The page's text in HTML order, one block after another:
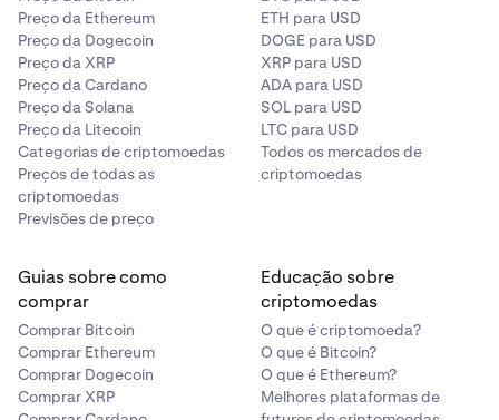
Preço da Ethereum
Preço da Dogecoin
Preço da XRP
Preço da Cardano
Preço da Solana
Preço da Litecoin
Categorias de criptomoedas
Preços de todas as
criptomoedas
Previsões de preço
ETH para USD
DOGE para USD
XRP para USD
ADA para USD
SOL para USD
LTC para USD
Todos os mercados de
criptomoedas
Guias sobre como
comprar
Comprar Bitcoin
Comprar Ethereum
Comprar Dogecoin
Comprar XRP
Educação sobre
criptomoedas
O que é criptomoeda?
O que é Bitcoin?
O que é Ethereum?
Melhores plataformas de